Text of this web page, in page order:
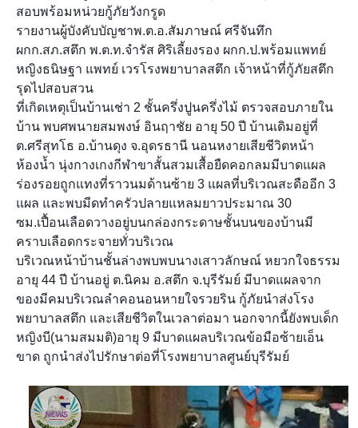
สอบพร้อมหน่วยกู้ภัยวังกรูด
รายงานผู้บังคับบัญชาพ.ต.อ.สัมภาษณ์ ศรีจันทึก
ผกก.สภ.สตึก พ.ต.ท.จำรัส ศิริเลี้ยงรอง ผกก.ป.พร้อมแพทย์
หญิงธนิษฐา แพทย์ เวรโรงพยาบาลสตึก เจ้าหน้าที่กู้ภัยสตึก
รุดไปสอบสวน
ที่เกิดเหตุเป็นบ้านเช่า 2 ชั้นครึ่งปูนครึ่งไม้ ตรวจสอบภายใน
บ้าน พบศพนายสมพงษ์ อินฤาชัย อายุ 50 ปี บ้านเดิมอยู่ที่
ต.ศรีสุทโธ อ.บ้านดุง จ.อุดรธานี นอนหงายเสียชีวิตหน้า
ห้องน้ำ นุ่งกางเกงกีฬาขาสั้นสวมเสื้อยืดคอกลมมีบาดแผล
ร่องรอยถูกแทงที่ราวนมด้านซ้าย 3 แผลที่บริเวณสะดืออีก 3
แผล และพบมีดทำครัวปลายแหลมยาวประมาณ 30
ซม.เปื้อนเลือดวางอยู่บนกล่องกระดาษชั้นบนของบ้านมี
คราบเลือดกระจายทั่วบริเวณ
บริเวณหน้าบ้านชั้นล่างพบพบนางเสาวลักษณ์ หยวกใจธรรม
อายุ 44 ปี บ้านอยู่ ต.นิคม อ.สตึก จ.บุรีรัมย์ มีบาดแผลจาก
ของมีคมบริเวณลำคอนอนหายใจรวยริน กู้ภัยนำส่งโรง
พยาบาลสตึก และเสียชีวิตในเวลาต่อมา นอกจากนี้ยังพบเด็ก
หญิงบี(นามสมมติ)อายุ 9 มีบาดแผลบริเวณข้อมือซ้ายเอ็น
ขาด ถูกนำส่งไปรักษาต่อที่โรงพยาบาลศูนย์บุรีรัมย์